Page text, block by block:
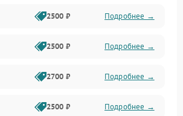
2500 ₽ Подробнее →
2500 ₽ Подробнее →
2700 ₽ Подробнее →
2500 ₽ Подробнее →